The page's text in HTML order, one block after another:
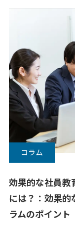
コラム
効果的な社員教
には？：効果的
ラムのポイント